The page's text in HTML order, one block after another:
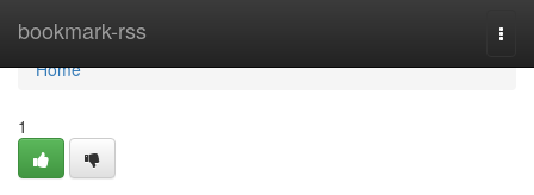
bookmark-rss
Home
Home
1